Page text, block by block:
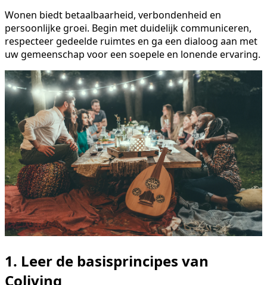
Wonen biedt betaalbaarheid, verbondenheid en
persoonlijke groei. Begin met duidelijk communiceren,
respecteer gedeelde ruimtes en ga een dialoog aan met
uw gemeenschap voor een soepele en lonende ervaring.
1. Leer de basisprincipes van
Coliving